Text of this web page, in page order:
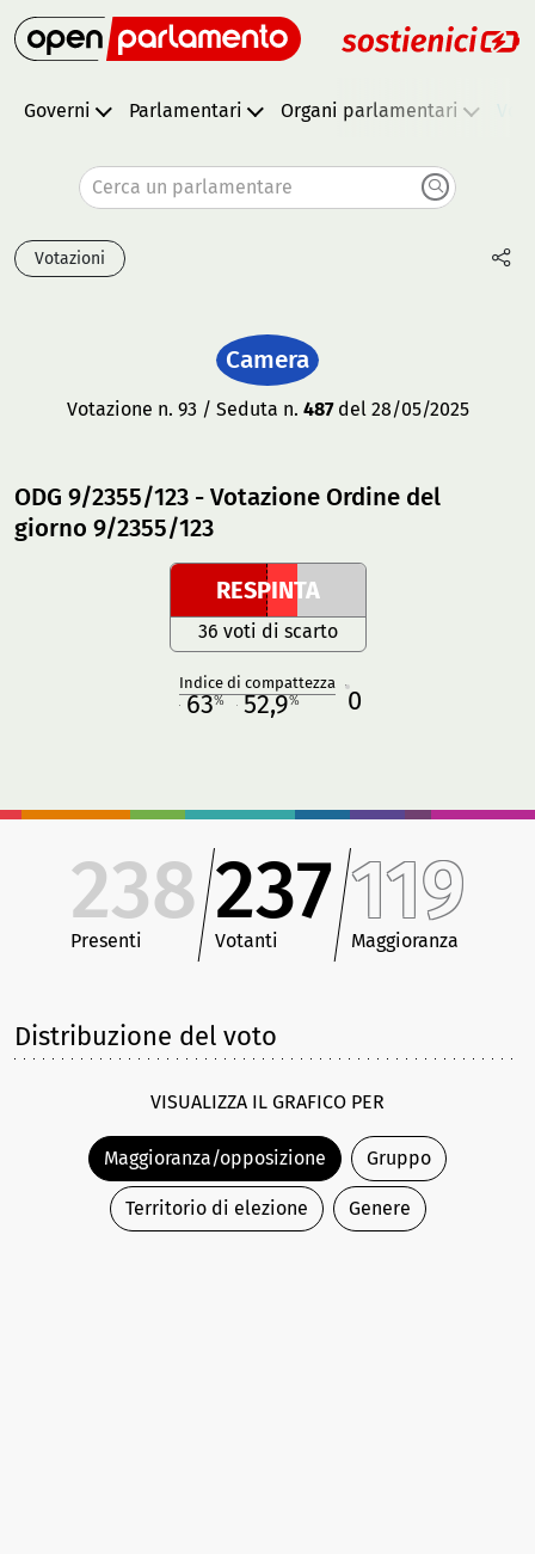
Governi Parlamentari Organi parlamentari
Cerca un parlamentare
Votazioni
Camera
Votazione n. 93 / Seduta n. 487del 28/05/2025
ODG 9/2355/123 - Votazione Ordine del
giorno 9/2355/123
RESPINTA
36 voti di scarto
Indice di compattezza
63% 52,9% 0
238
Presenti
237
Votanti
119
Maggioranza
Distribuzione del voto
VISUALIZZA IL GRAFICO PER
Maggioranza/opposizione Gruppo
Territorio di elezione Genere